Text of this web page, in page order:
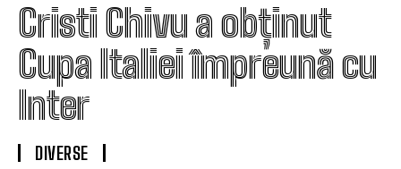
Cristi Chivu a obținut
Cupa Italiei împreună cu
Inter
DIVERSE